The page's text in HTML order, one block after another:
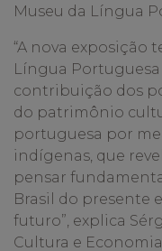
Museu da Língua
“A nova exposição
Língua
contribuição dos
do patrimônio
portuguesa por
indígenas, que
pensar
Brasil do presente
futuro”, explica
Cultura e